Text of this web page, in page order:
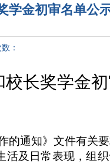
学金初审名单公
：
校长奖学金
的通知》文件有关
活及日常表现，组